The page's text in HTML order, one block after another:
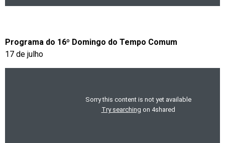
Programa do 16º Domingo do Tempo Comum
17 de julho